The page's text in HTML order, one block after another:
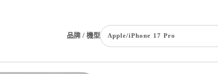
品牌 / 機型 Apple/iPhone 17 Pro